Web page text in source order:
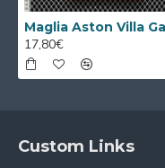
17,80€
Custom Links